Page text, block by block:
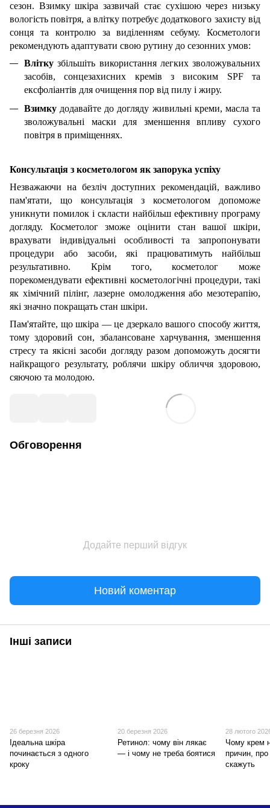
сезон. Взимку шкіра зазвичай стає сухішою через низьку
вологість повітря, а влітку потребує додаткового захисту від
сонця та контролю за виділенням себуму. Косметологи
рекомендують адаптувати свою рутину до сезонних умов:
Влітку збільшіть використання легких зволожувальних
засобів, сонцезахисних кремів з високим SPF та
ексфоліантів для очищення пор від пилу і жиру.
Взимку додавайте до догляду живильні креми, масла та
зволожувальні маски для зменшення впливу сухого
повітря в приміщеннях.
Консультація з косметологом як запорука успіху
Незважаючи на безліч доступних рекомендацій, важливо
пам'ятати, що консультація з косметологом допоможе
уникнути помилок і скласти найбільш ефективну програму
догляду. Косметолог зможе оцінити стан вашої шкіри,
врахувати індивідуальні особливості та запропонувати
процедури або засоби, які працюватимуть найбільш
результативно. Крім того, косметолог може
порекомендувати ефективні косметологічні процедури, такі
як хімічний пілінг, лазерне омолодження або мезотерапію,
які значно покращать стан шкіри.
Пам'ятайте, що шкіра — це дзеркало вашого способу життя,
тому здоровий сон, збалансоване харчування, зменшення
стресу та якісні засоби догляду разом допоможуть досягти
найкращого результату, роблячи шкіру обличчя здоровою,
сяючою та молодою.
Обговорення
Додайте перший відгук
Новий коментар
Інші записи
26 березня 2026
Ідеальна шкіра
починається з одного
кроку
20 березня 2026
Ретинол: чому він лякає
— і чому не треба боятися
28 лютого
Чому крем
причин, про
скажуть